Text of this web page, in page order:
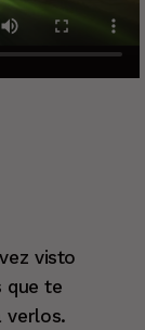
y dudaba
pensado
y sobre